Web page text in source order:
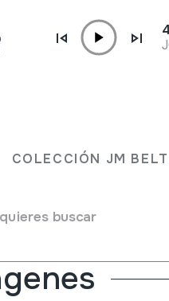
COLECCIÓN JM
buscar
->Mirliton